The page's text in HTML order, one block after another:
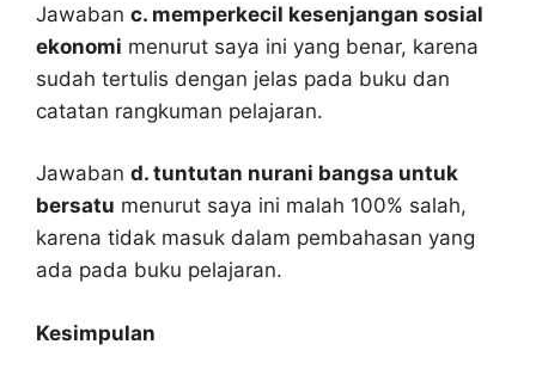
Jawaban c. memperkecil kesenjangan sosial
ekonomi menurut saya ini yang benar, karena
sudah tertulis dengan jelas pada buku dan
catatan rangkuman pelajaran.
Jawaban d. tuntutan nurani bangsa untuk
bersatu menurut saya ini malah 100% salah,
karena tidak masuk dalam pembahasan yang
ada pada buku pelajaran.
Kesimpulan